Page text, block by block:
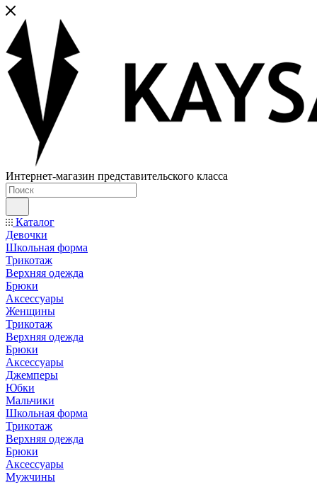
Интернет-магазин представительского класса
Каталог
Девочки
Школьная форма
Трикотаж
Верхняя одежда
Брюки
Аксессуары
Женщины
Трикотаж
Верхняя одежда
Брюки
Аксессуары
Джемперы
Юбки
Мальчики
Школьная форма
Трикотаж
Верхняя одежда
Брюки
Аксессуары
Мужчины